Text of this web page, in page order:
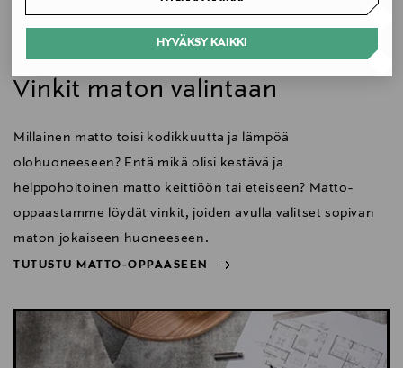
HYVÄKSY KAIKKI
170 x 240 cm
Suomi
Valmistajan tuotenumero
VP0492000608
Valmistajan osoite
Tallberginkatu 1 B, 119, FI-00180 Helsinki, Finland
Koti
Vinkit maton valintaan
Millainen matto toisi kodikkuutta ja lämpöä
olohuoneeseen? Entä mikä olisi kestävä ja
helppohoitoinen matto keittiöön tai eteiseen? Matto-
oppaastamme löydät vinkit, joiden avulla valitset sopivan
maton jokaiseen huoneeseen.
TUTUSTU MATTO-OPPAASEEN
TUTUSTU MATTO-OPPAASEEN